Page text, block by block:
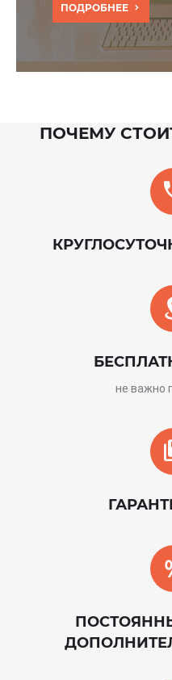
ПОДРОБНЕЕ
ПОЧЕМУ
не важно